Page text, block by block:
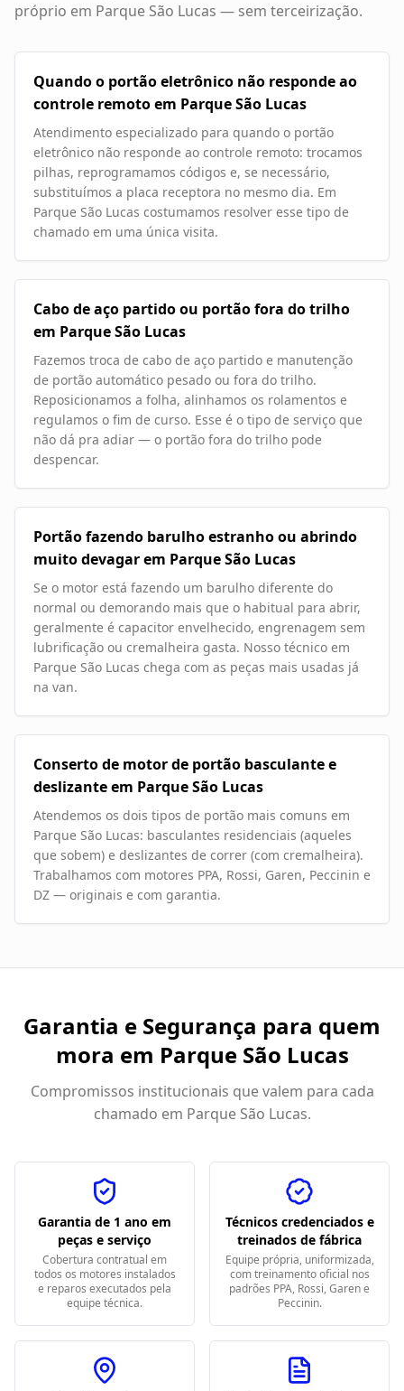
próprio em Parque São Lucas — sem terceirização.
Quando o portão eletrônico não responde ao
controle remoto em Parque São Lucas
Atendimento especializado para quando o portão
eletrônico não responde ao controle remoto: trocamos
pilhas, reprogramamos códigos e, se necessário,
substituímos a placa receptora no mesmo dia. Em
Parque São Lucas costumamos resolver esse tipo de
chamado em uma única visita.
Cabo de aço partido ou portão fora do trilho
em Parque São Lucas
Fazemos troca de cabo de aço partido e manutenção
de portão automático pesado ou fora do trilho.
Reposicionamos a folha, alinhamos os rolamentos e
regulamos o fim de curso. Esse é o tipo de serviço que
não dá pra adiar — o portão fora do trilho pode
despencar.
Portão fazendo barulho estranho ou abrindo
muito devagar em Parque São Lucas
Se o motor está fazendo um barulho diferente do
normal ou demorando mais que o habitual para abrir,
geralmente é capacitor envelhecido, engrenagem sem
lubrificação ou cremalheira gasta. Nosso técnico em
Parque São Lucas chega com as peças mais usadas já
na van.
Conserto de motor de portão basculante e
deslizante em Parque São Lucas
Atendemos os dois tipos de portão mais comuns em
Parque São Lucas: basculantes residenciais (aqueles
que sobem) e deslizantes de correr (com cremalheira).
Trabalhamos com motores PPA, Rossi, Garen, Peccinin e
DZ — originais e com garantia.
Garantia e Segurança para quem
mora em Parque São Lucas
Compromissos institucionais que valem para cada
chamado em Parque São Lucas.
Garantia de 1 ano em
peças e serviço
Cobertura contratual em
todos os motores instalados
e reparos executados pela
equipe técnica.
Técnicos credenciados e
treinados de fábrica
Equipe própria, uniformizada,
com treinamento oficial nos
padrões PPA, Rossi, Garen e
Peccinin.